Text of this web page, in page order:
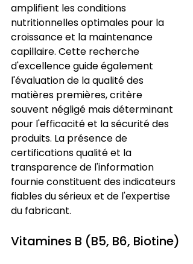
amplifient les conditions
nutritionnelles optimales pour la
croissance et la maintenance
capillaire. Cette recherche
d'excellence guide également
l'évaluation de la qualité des
matières premières, critère
souvent négligé mais déterminant
pour l'efficacité et la sécurité des
produits. La présence de
certifications qualité et la
transparence de l'information
fournie constituent des indicateurs
fiables du sérieux et de l'expertise
du fabricant.
Vitamines B (B5, B6, Biotine)